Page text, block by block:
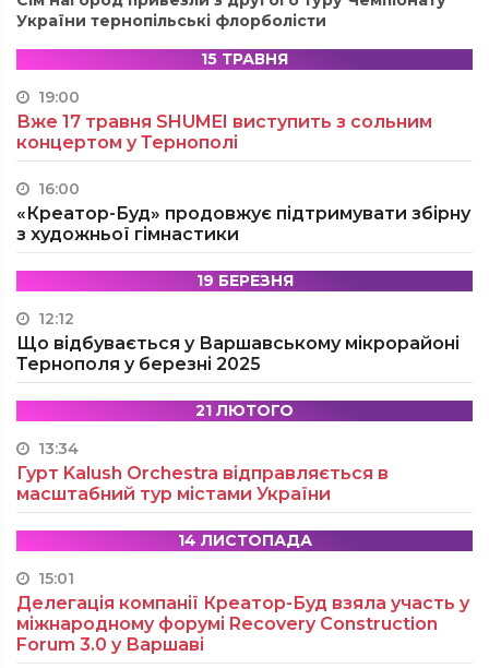
України тернопільські флорболісти
15 ТРАВНЯ
19:00
Вже 17 травня SHUMEI виступить з сольним
концертом у Тернополі
16:00
«Креатор-Буд» продовжує підтримувати збірну
з художньої гімнастики
19 БЕРЕЗНЯ
12:12
Що відбувається у Варшавському мікрорайоні
Тернополя у березні 2025
21 ЛЮТОГО
13:34
Гурт Kalush Orchestra відправляється в
масштабний тур містами України
14 ЛИСТОПАДА
15:01
Делегація компанії Креатор-Буд взяла участь у
міжнародному форумі Recovery Construction
Forum 3.0 у Варшаві